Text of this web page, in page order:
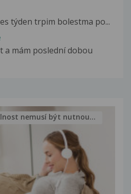
týden trpim bolestma po...
a mám poslední dobou
nemusí být nutnou...